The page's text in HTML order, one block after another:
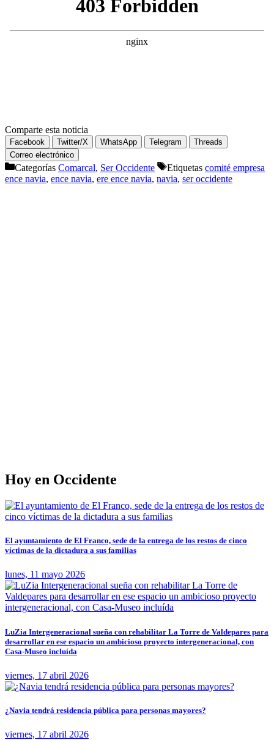
Comparte esta noticia
Facebook Twitter/X WhatsApp Telegram
Threads
Correo electrónico
Categorías Comarcal, Ser Occidente Etiquetas comité empresa
ence navia, ence navia, ere ence navia, navia, ser occidente
Hoy en Occidente
El ayuntamiento de El Franco, sede de la entrega de los restos de cinco
víctimas de la dictadura a sus familias
lunes, 11 mayo 2026
LuZia Intergeneracional sueña con rehabilitar La Torre de Valdepares para
desarrollar en ese espacio un ambicioso proyecto intergeneracional, con
Casa-Museo incluída
viernes, 17 abril 2026
¿Navia tendrá residencia pública para personas mayores?
viernes, 17 abril 2026